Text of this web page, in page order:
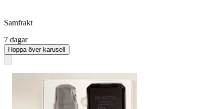
Samfrakt
7 dagar
Hoppa över karusell